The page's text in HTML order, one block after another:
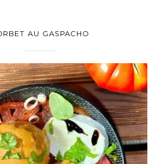
AU GASPACHO